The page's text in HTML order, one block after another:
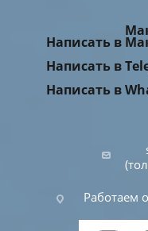
Написать в
Написать в
Написать в
Работаем